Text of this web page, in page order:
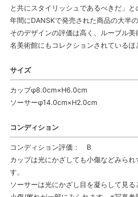
と共にスタイリッシュであるべきだ」
年間にDANSKで発売された商品の大半
そのデザインの評価は高く、ルーブル
名美術館にもコレクションされているほ
サイズ
カップφ8.0cm×H6.0cm
ソーサーφ14.0cm×H2.0cm
コンディション
コンディション評価： B
カップは光にかざしても小傷などみら
す。
ソーサーは光にかざし目を凝らして見